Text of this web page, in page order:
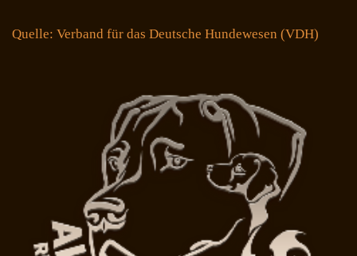
Quelle: Verband für das Deutsche Hundewesen (VDH)